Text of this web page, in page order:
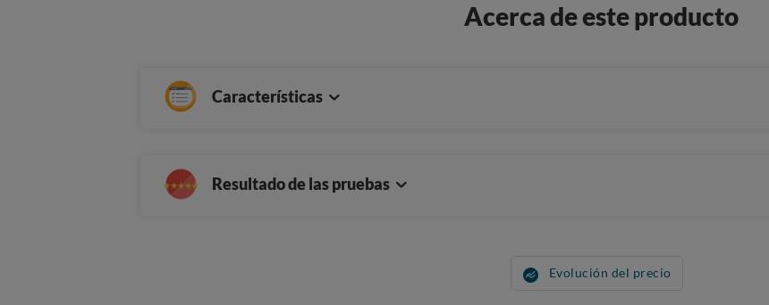
Acerca de este producto
Características
Resultado de las pruebas
Evolución del precio